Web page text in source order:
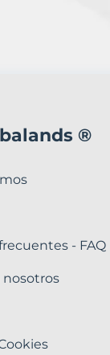
®
- FAQ
nosotros